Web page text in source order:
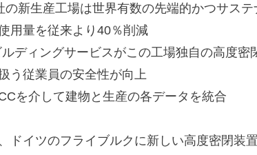
新生産工場は世界有数の先端的かつサス
用量を従来より40％削減
ディングサービスがこの工場独自の高度密
う従業員の安全性が向上
を介して建物と生産の各データを統合
ドイツのフライブルクに新しい高度密閉装